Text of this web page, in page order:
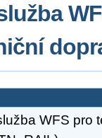
WFS pro